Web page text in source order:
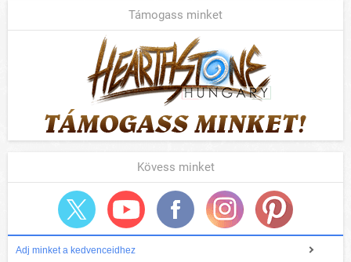
Támogass minket
Kövess minket
Adj minket a kedvenceidhez